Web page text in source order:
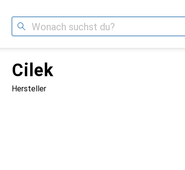
Suche
Cilek
Hersteller